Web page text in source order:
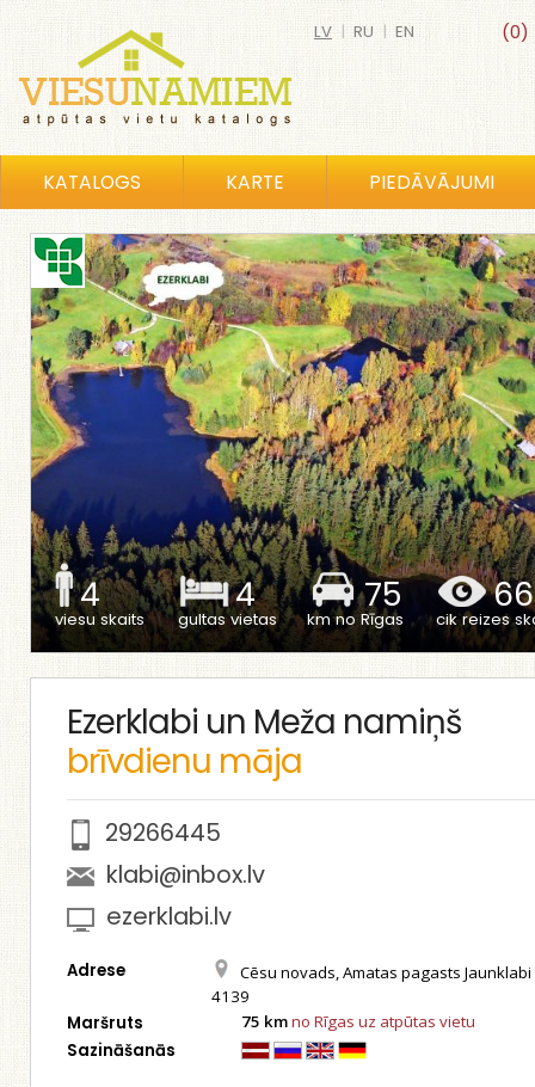
(0)
LV | RU | EN
KATALOGS KARTE PIEDĀVĀJUMI
4
viesu skaits
4
gultas vietas
75
km no Rīgas cik reizes
Ezerklabi un Meža namiņš
brīvdienu māja
29266445
klabi@inbox.lv
ezerklabi.lv
Adrese
Cēsu novads, Amatas pagasts Jaunklabi
4139
Maršruts 75 kmno Rīgas uz atpūtas vietu
Sazināšanās